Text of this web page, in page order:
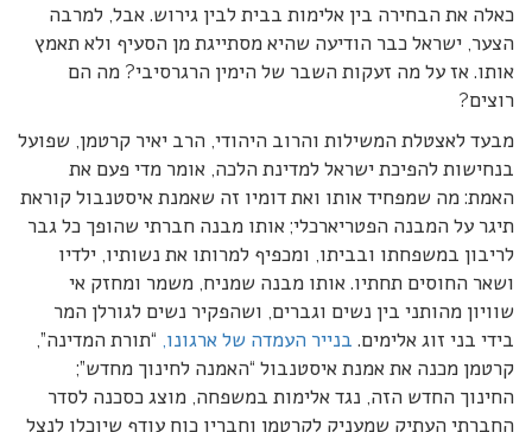
כאלה את הבחירה בין אלימות בבית לבין גירוש. אבל, למרבה
הצער, ישראל כבר הודיעה שהיא מסתייגת מן הסעיף ולא תאמץ
אותו. אז על מה זעקות השבר של הימין הרגרסיבי? מה הם
רוצים?
מבעד לאצטלת המשילות והרוב היהודי, הרב יאיר קרטמן, שפועל
בנחישות להפיכת ישראל למדינת הלכה, אומר מדי פעם את
האמת: מה שמפחיד אותו ואת דומיו זה שאמנת איסטנבול קוראת
תיגר על המבנה הפטריארכלי; אותו מבנה חברתי שהופך כל גבר
לריבון במשפחתו ובביתו, ומכפיף למרותו את נשותיו, ילדיו
ושאר החוסים תחתיו. אותו מבנה שמניח, משמר ומחזק אי
שוויון מהותני בין נשים וגברים, ושהפקיר נשים לגורלן המר
בידי בני זוג אלימים. בנייר העמדה של ארגונו, “תורת המדינה”,
קרטמן מכנה את אמנת איסטנבול “האמנה לחינוך מחדש”;
החינוך החדש הזה, נגד אלימות במשפחה, מוצג כסכנה לסדר
החברתי העתיק שמעניק לקרטמן וחבריו כוח עודף שיוכלו לנצל